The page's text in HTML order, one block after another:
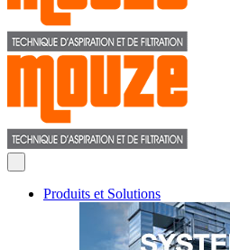
Produits et Solutions